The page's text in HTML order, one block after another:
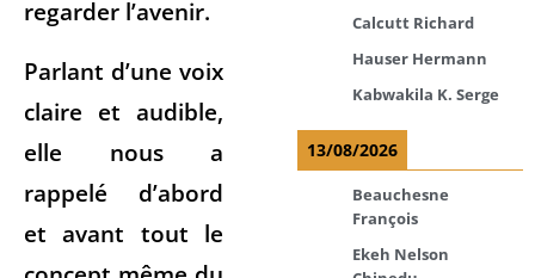
regarder l’avenir.
Parlant d’une voix
claire et audible,
elle nous a
rappelé d’abord
et avant tout le
Calcutt Richard
Hauser Hermann
Kabwakila K. Serge
13/08/2026
Beauchesne
François
Ekeh Nelson